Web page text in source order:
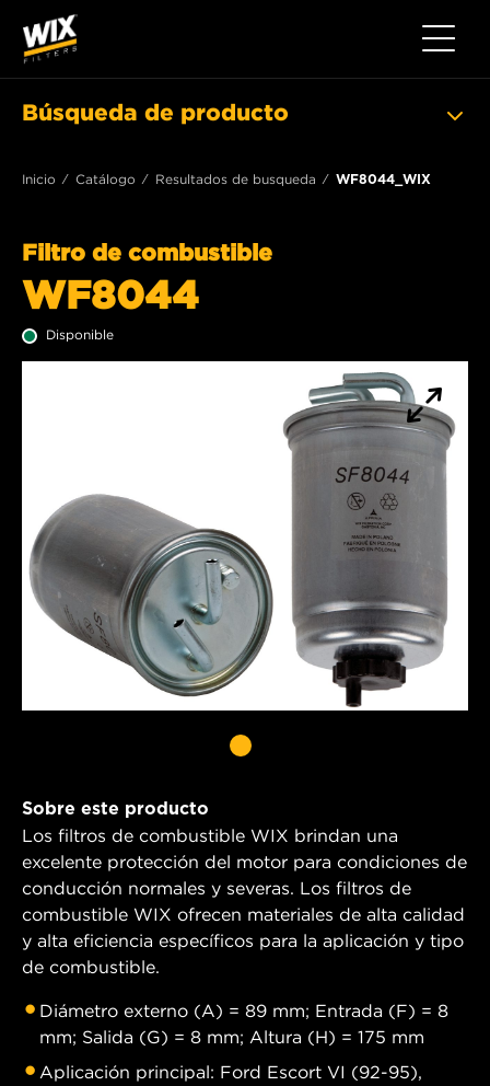
Toggle
Búsqueda de producto
Inicio Catálogo Resultados de busqueda WF8044_WIX
Filtro de combustible
WF8044
Disponible
Sobre este producto
Los filtros de combustible WIX brindan una
excelente protección del motor para condiciones de
conducción normales y severas. Los filtros de
combustible WIX ofrecen materiales de alta calidad
y alta eficiencia específicos para la aplicación y tipo
de combustible.
Diámetro externo (A) = 89 mm; Entrada (F) = 8
mm; Salida (G) = 8 mm; Altura (H) = 175 mm
Aplicación principal: Ford Escort VI (92-95),